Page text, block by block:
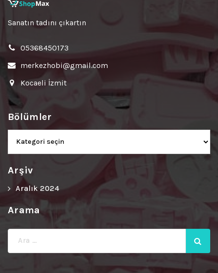
Sanatın tadını çıkartın
05368450173
merkezhobi@gmail.com
Kocaeli İzmit
Bölümler
Bölümler
Arşiv
Aralık 2024
Arama
Ara: